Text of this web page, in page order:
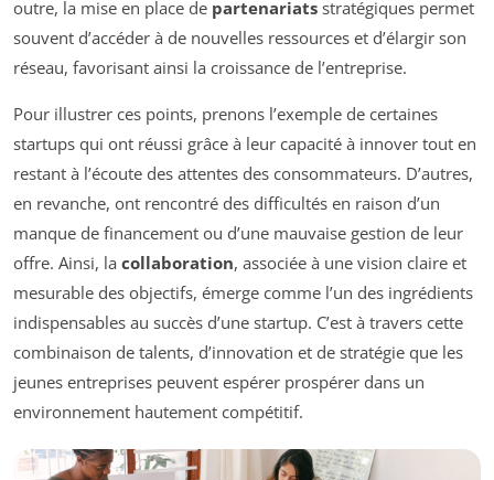
outre, la mise en place de partenariats stratégiques permet
souvent d’accéder à de nouvelles ressources et d’élargir son
réseau, favorisant ainsi la croissance de l’entreprise.
Pour illustrer ces points, prenons l’exemple de certaines
startups qui ont réussi grâce à leur capacité à innover tout en
restant à l’écoute des attentes des consommateurs. D’autres,
en revanche, ont rencontré des difficultés en raison d’un
manque de financement ou d’une mauvaise gestion de leur
offre. Ainsi, la collaboration, associée à une vision claire et
mesurable des objectifs, émerge comme l’un des ingrédients
indispensables au succès d’une startup. C’est à travers cette
combinaison de talents, d’innovation et de stratégie que les
jeunes entreprises peuvent espérer prospérer dans un
environnement hautement compétitif.